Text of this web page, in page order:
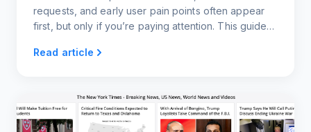
requests, and early user pain points often appear
first, but only if you’re paying attention. This guide
RSS.
Read article